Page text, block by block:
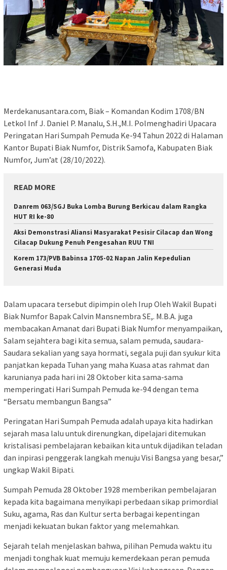
Merdekanusantara.com, Biak – Komandan Kodim 1708/BN
Letkol Inf J. Daniel P. Manalu, S.H.,M.I. Polmenghadiri Upacara
Peringatan Hari Sumpah Pemuda Ke-94 Tahun 2022 di Halaman
Kantor Bupati Biak Numfor, Distrik Samofa, Kabupaten Biak
Numfor, Jum’at (28/10/2022).
READ MORE
Danrem 063/SGJ Buka Lomba Burung Berkicau dalam Rangka
HUT RI ke-80
Aksi Demonstrasi Aliansi Masyarakat Pesisir Cilacap dan Wong
Cilacap Dukung Penuh Pengesahan RUU TNI
Korem 173/PVB Babinsa 1705-02 Napan Jalin Kepedulian
Generasi Muda
Dalam upacara tersebut dipimpin oleh Irup Oleh Wakil Bupati
Biak Numfor Bapak Calvin Mansnembra SE,. M.B.A. juga
membacakan Amanat dari Bupati Biak Numfor menyampaikan,
Salam sejahtera bagi kita semua, salam pemuda, saudara-
Saudara sekalian yang saya hormati, segala puji dan syukur kita
panjatkan kepada Tuhan yang maha Kuasa atas rahmat dan
karunianya pada hari ini 28 Oktober kita sama-sama
memperingati Hari Sumpah Pemuda ke-94 dengan tema
“Bersatu membangun Bangsa”
Peringatan Hari Sumpah Pemuda adalah upaya kita hadirkan
sejarah masa lalu untuk direnungkan, dipelajari ditemukan
kristalisasi pembelajaran kebaikan kita untuk dijadikan teladan
dan inpirasi penggerak langkah menuju Visi Bangsa yang besar,”
ungkap Wakil Bipati.
Sumpah Pemuda 28 Oktober 1928 memberikan pembelajaran
kepada kita bagaimana menyikapi perbedaan sikap primordial
Suku, agama, Ras dan Kultur serta berbagai kepentingan
menjadi kekuatan bukan faktor yang melemahkan.
Sejarah telah menjelaskan bahwa, pilihan Pemuda waktu itu
menjadi tonghak kuat memuju kemerdekaan peran pemuda